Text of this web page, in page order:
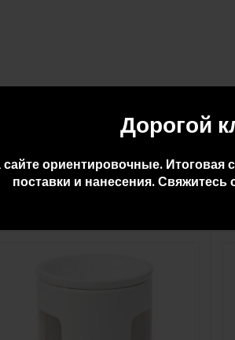
Дорогой
ориентировочные. Итоговая
поставки и нанесения. Свяжитесь